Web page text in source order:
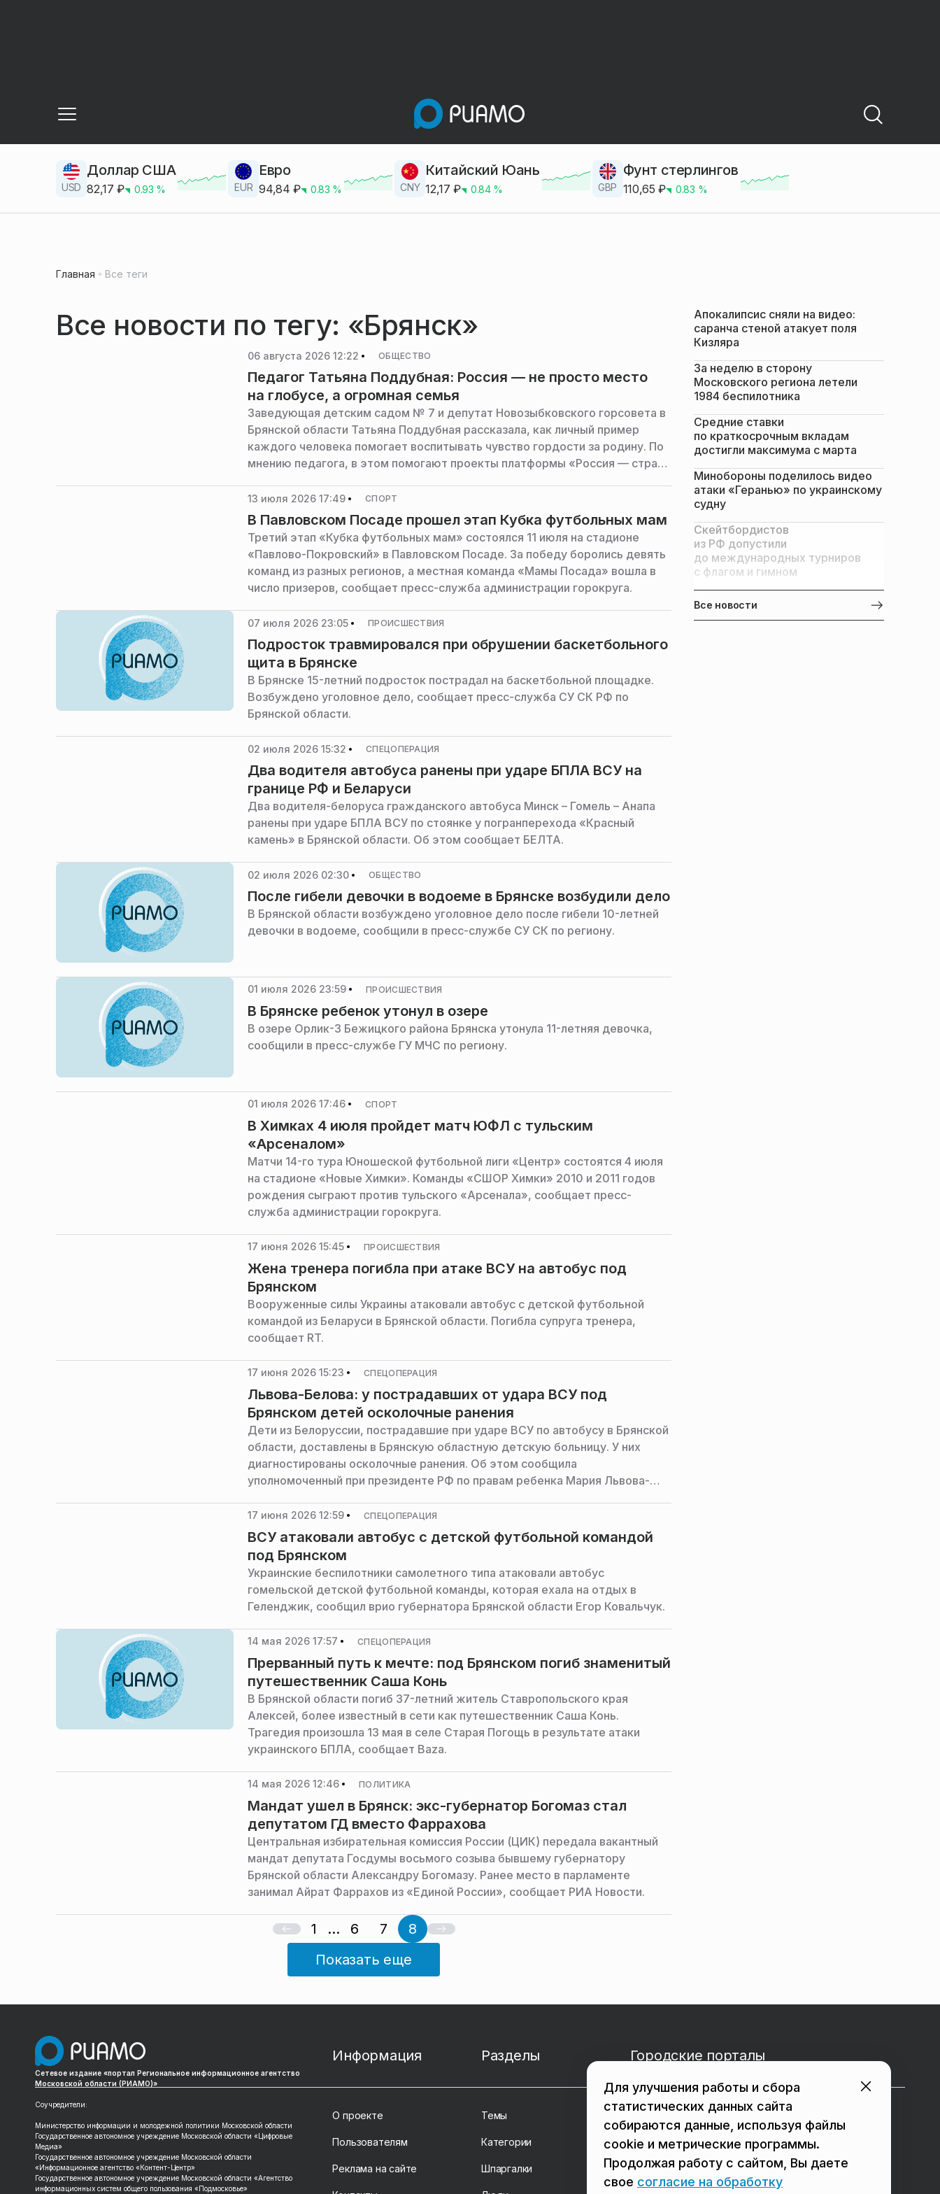
USD
Доллар США
82,17 ₽ 0.93 % EUR
Евро
94,84 ₽ 0.83 % CNY
Китайский Юань
12,17 ₽ 0.84% GBP
Фунт стерлингов
110,65 ₽ 0.83 %
Главная Все теги
Все новости по тегу: «Брянск»
06 августа 2026 12:22 ОБЩЕСТВО
Педагог Татьяна Поддубная: Россия — не просто место
на глобусе, а огромная семья
Заведующая детским садом № 7 и депутат Новозыбковского горсовета в
Брянской области Татьяна Поддубная рассказала, как личный пример
каждого человека помогает воспитывать чувство гордости за родину. По
мнению педагога, в этом помогают проекты платформы «Россия — страна
ее семья дошла до финала, сообщило издание «Маяк32».
13 июля 2026 17:49 СПОРТ
В Павловском Посаде прошел этап Кубка футбольных мам
Третий этап «Кубка футбольных мам» состоялся 11 июля на стадионе
«Павлово-Покровский» в Павловском Посаде. За победу боролись девять
команд из разных регионов, а местная команда «Мамы Посада» вошла в
число призеров, сообщает пресс-служба администрации горокруга.
07 июля 2026 23:05 ПРОИСШЕСТВИЯ
Подросток травмировался при обрушении баскетбольного
щита в Брянске
В Брянске 15-летний подросток пострадал на баскетбольной площадке.
Возбуждено уголовное дело, сообщает пресс-служба СУ СК РФ по
Брянской области.
02 июля 2026 15:32 СПЕЦОПЕРАЦИЯ
Два водителя автобуса ранены при ударе БПЛА ВСУ на
границе РФ и Беларуси
Два водителя-белоруса гражданского автобуса Минск – Гомель – Анапа
ранены при ударе БПЛА ВСУ по стоянке у погранперехода «Красный
камень» в Брянской области. Об этом сообщает БЕЛТА.
02 июля 2026 02:30 ОБЩЕСТВО
После гибели девочки в водоеме в Брянске возбудили дело
В Брянской области возбуждено уголовное дело после гибели 10-летней
девочки в водоеме, сообщили в пресс-службе СУ СК по региону.
01 июля 2026 23:59 ПРОИСШЕСТВИЯ
В Брянске ребенок утонул в озере
В озере Орлик-3 Бежицкого района Брянска утонула 11-летняя девочка,
сообщили в пресс-службе ГУ МЧС по региону.
01 июля 2026 17:46 СПОРТ
В Химках 4 июля пройдет матч ЮФЛ с тульским
«Арсеналом»
Матчи 14-го тура Юношеской футбольной лиги «Центр» состоятся 4 июля
на стадионе «Новые Химки». Команды «СШОР Химки» 2010 и 2011 годов
рождения сыграют против тульского «Арсенала», сообщает пресс-
служба администрации горокруга.
17 июня 2026 15:45 ПРОИСШЕСТВИЯ
Жена тренера погибла при атаке ВСУ на автобус под
Брянском
Вооруженные силы Украины атаковали автобус с детской футбольной
командой из Беларуси в Брянской области. Погибла супруга тренера,
сообщает RT.
17 июня 2026 15:23 СПЕЦОПЕРАЦИЯ
Львова-Белова: у пострадавших от удара ВСУ под
Брянском детей осколочные ранения
Дети из Белоруссии, пострадавшие при ударе ВСУ по автобусу в Брянской
области, доставлены в Брянскую областную детскую больницу. У них
диагностированы осколочные ранения. Об этом сообщила
уполномоченный при президенте РФ по правам ребенка Мария Львова-
17 июня 2026 12:59 СПЕЦОПЕРАЦИЯ
ВСУ атаковали автобус с детской футбольной командой
под Брянском
Украинские беспилотники самолетного типа атаковали автобус
гомельской детской футбольной команды, которая ехала на отдых в
Геленджик, сообщил врио губернатора Брянской области Егор Ковальчук.
14 мая 2026 17:57 СПЕЦОПЕРАЦИЯ
Прерванный путь к мечте: под Брянском погиб знаменитый
путешественник Саша Конь
В Брянской области погиб 37-летний житель Ставропольского края
Алексей, более известный в сети как путешественник Саша Конь.
Трагедия произошла 13 мая в селе Старая Погощь в результате атаки
украинского БПЛА, сообщает Baza.
14 мая 2026 12:46 ПОЛИТИКА
Мандат ушел в Брянск: экс-губернатор Богомаз стал
депутатом ГД вместо Фаррахова
Центральная избирательная комиссия России (ЦИК) передала вакантный
мандат депутата Госдумы восьмого созыва бывшему губернатору
Брянской области Александру Богомазу. Ранее место в парламенте
занимал Айрат Фаррахов из «Единой России», сообщает РИА Новости.
1 ... 6 7
8
Показать еще
Апокалипсис сняли на видео:
саранча стеной атакует поля
Кизляра
За неделю в сторону
Московского региона летели
1984 беспилотника
Средние ставки
по краткосрочным вкладам
достигли максимума с марта
Минобороны поделилось видео
атаки «Геранью» по украинскому
судну
Скейтбордистов
из РФ допустили
до международных турниров
с флагом и гимном
Все новости
Сетевое издание «портал Региональное информационное агентство
Московской области (РИАМО)»
Соучредители:
Министерство информации и молодежной политики Московской области
Государственное автономное учреждение Московской области «Цифровые
Медиа»
Государственное автономное учреждение Московской области
«Информационное агентство «Контент-Центр»
Государственное автономное учреждение Московской области «Агентство
информационных систем общего пользования «Подмосковье»
Информация
О проекте
Пользователям
Реклама на сайте
Разделы
Темы
Категории
Шпаргалки
Городские порталы
в Реутове в Балашихе
в Сергиевом Посаде в Люберцах
Для улучшения работы и сбора
статистических данных сайта
собираются данные, используя файлы
cookie и метрические программы.
Продолжая работу с сайтом, Вы даете
свое согласие на обработку